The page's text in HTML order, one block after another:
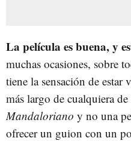
La película es buena, y
muchas ocasiones, sobre
tiene la sensación de
más largo de cualquiera
Mandaloriano y no una
ofrecer un guion con un